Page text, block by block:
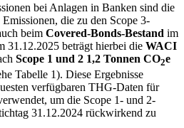
bei Anlagen in Banken sind die
die zu den Scope 3-
beim Covered-Bonds-Bestand im
31.12.2025 beträgt hierbei die WACI
Scope 1 und 2 1,2 Tonnen CO2e
Tabelle 1). Diese Ergebnisse
verfügbaren THG-Daten für
um die Scope 1- und 2-
31.12.2024 rückwirkend zu